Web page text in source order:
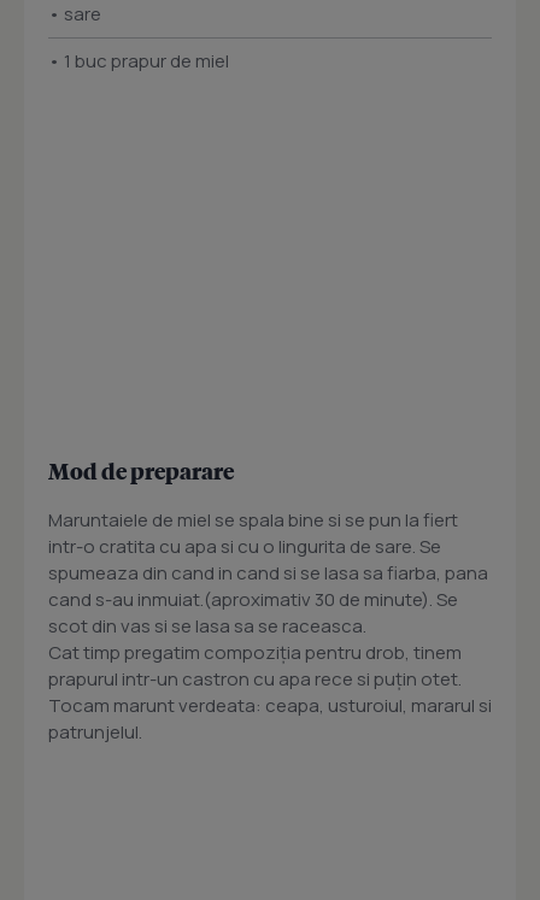
• sare
• 1 buc prapur de miel
Mod de preparare
Maruntaiele de miel se spala bine si se pun la fiert
intr-o cratita cu apa si cu o lingurita de sare. Se
spumeaza din cand in cand si se lasa sa fiarba, pana
cand s-au inmuiat.(aproximativ 30 de minute). Se
scot din vas si se lasa sa se raceasca.
Cat timp pregatim compoziția pentru drob, tinem
prapurul intr-un castron cu apa rece si puțin otet.
Tocam marunt verdeata: ceapa, usturoiul, mararul si
patrunjelul.